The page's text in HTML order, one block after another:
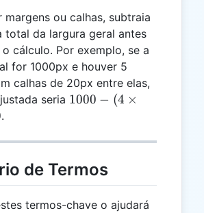
margens ou calhas, subtraia
total da largura geral antes
cálculo. Por exemplo, se a
for 1000px e houver 5
calhas de 20px entre elas,
seria 1000 -
20) =
1000 − (4 ×
.
de Termos
termos-chave o ajudará